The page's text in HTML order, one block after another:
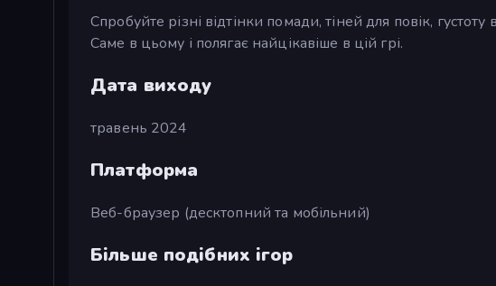
Спробуйте різні відтінки помади, тіней для повік,
Саме в цьому і полягає найцікавіше в цій грі.
Дата виходу
травень 2024
Платформа
Веб-браузер (десктопний та мобільний)
Більше подібних ігор